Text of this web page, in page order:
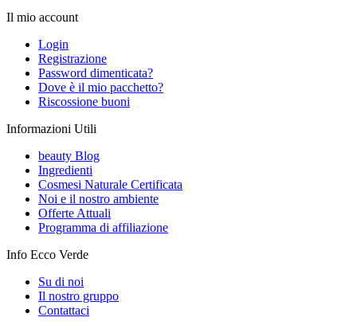
Il mio account
Login
Registrazione
Password dimenticata?
Dove è il mio pacchetto?
Riscossione buoni
Informazioni Utili
beauty Blog
Ingredienti
Cosmesi Naturale Certificata
Noi e il nostro ambiente
Offerte Attuali
Programma di affiliazione
Info Ecco Verde
Su di noi
Il nostro gruppo
Contattaci